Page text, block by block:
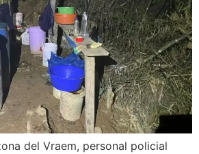
del Vraem, personal policial